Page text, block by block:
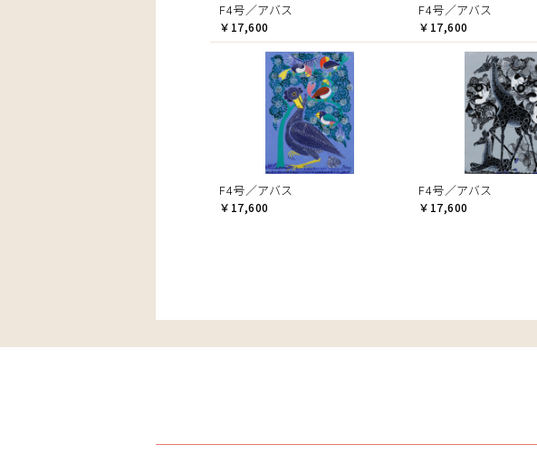
F4号／アバス
￥17,600
F4号／アバス
￥17,600
F4号／アバス
￥17,600
F4号／アバス
￥17,600